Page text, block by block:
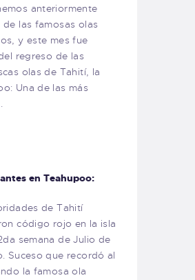
anteriormente
de las famosas olas
y este mes fue
regreso de las
olas de Tahití, la
Una de las más
en Teahupoo:
de Tahití
código rojo en la isla
semana de Julio de
Suceso que recordó al
la famosa ola